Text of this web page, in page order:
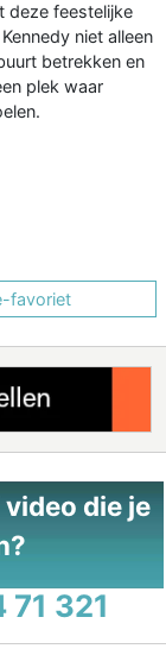
deze feestelijke
niet alleen
betrekken en
plek waar
favoriet
die je
321